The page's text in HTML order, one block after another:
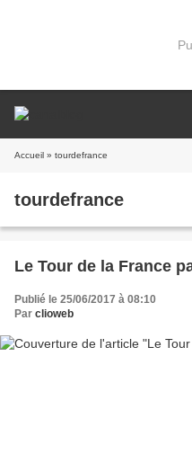
Accueil » tourdefrance
tourdefrance
Le Tour de la France
Publié le 25/06/2017 à 08:10
Par clioweb